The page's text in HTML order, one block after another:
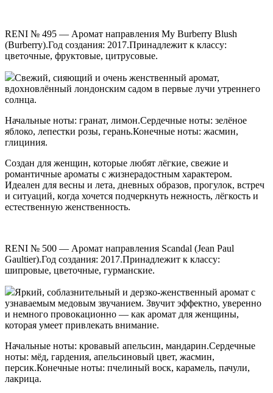
RENI № 495 — Аромат направления My Burberry Blush
(Burberry).Год создания: 2017.Принадлежит к классу:
цветочные, фруктовые, цитрусовые.
Свежий, сияющий и очень женственный аромат,
вдохновлённый лондонским садом в первые лучи утреннего
солнца.
Начальные ноты: гранат, лимон.Сердечные ноты: зелёное
яблоко, лепестки розы, герань.Конечные ноты: жасмин,
глициния.
Создан для женщин, которые любят лёгкие, свежие и
романтичные ароматы с жизнерадостным характером.
Идеален для весны и лета, дневных образов, прогулок, встреч
и ситуаций, когда хочется подчеркнуть нежность, лёгкость и
естественную женственность.
RENI № 500 — Аромат направления Scandal (Jean Paul
Gaultier).Год создания: 2017.Принадлежит к классу:
шипровые, цветочные, гурманские.
Яркий, соблазнительный и дерзко-женственный аромат с
узнаваемым медовым звучанием. Звучит эффектно, уверенно
и немного провокационно — как аромат для женщины,
которая умеет привлекать внимание.
Начальные ноты: кровавый апельсин, мандарин.Сердечные
ноты: мёд, гардения, апельсиновый цвет, жасмин,
персик.Конечные ноты: пчелиный воск, карамель, пачули,
лакрица.